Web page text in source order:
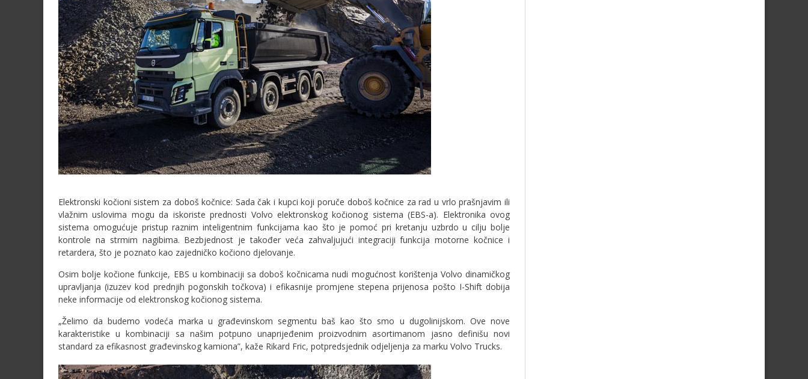
Elektronski kočioni sistem za doboš kočnice: Sada čak i kupci koji poruče doboš kočnice za rad u vrlo prašnjavim ili
vlažnim uslovima mogu da iskoriste prednosti Volvo elektronskog kočionog sistema (EBS-a). Elektronika ovog
sistema omogućuje pristup raznim inteligentnim funkcijama kao što je pomoć pri kretanju uzbrdo u cilju bolje
kontrole na strmim nagibima. Bezbjednost je također veća zahvaljujući integraciji funkcija motorne kočnice i
retardera, što je poznato kao zajedničko kočiono djelovanje.
Osim bolje kočione funkcije, EBS u kombinaciji sa doboš kočnicama nudi mogućnost korištenja Volvo dinamičkog
upravljanja (izuzev kod prednjih pogonskih točkova) i efikasnije promjene stepena prijenosa pošto I-Shift dobija
neke informacije od elektronskog kočionog sistema.
„Želimo da budemo vodeća marka u građevinskom segmentu baš kao što smo u dugolinijskom. Ove nove
karakteristike u kombinaciji sa našim potpuno unaprijeđenim proizvodnim asortimanom jasno definišu novi
standard za efikasnost građevinskog kamiona”, kaže Rikard Fric, potpredsjednik odjeljenja za marku Volvo Trucks.